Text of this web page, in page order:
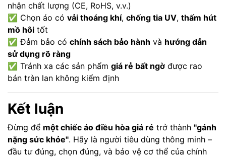
nhận chất lượng (CE, RoHS, v.v.)
✅ Chọn áo có vải thoáng khí, chống tia UV, thấm hút
mồ hôi tốt
✅ Đảm bảo có chính sách bảo hành và hướng dẫn
sử dụng rõ ràng
✅ Tránh xa các sản phẩm giá rẻ bất ngờ được rao
bán tràn lan không kiểm định
Kết luận
Đừng để một chiếc áo điều hòa giá rẻ trở thành "gánh
nặng sức khỏe". Hãy là người tiêu dùng thông minh –
đầu tư đúng, chọn đúng, và bảo vệ cơ thể của chính